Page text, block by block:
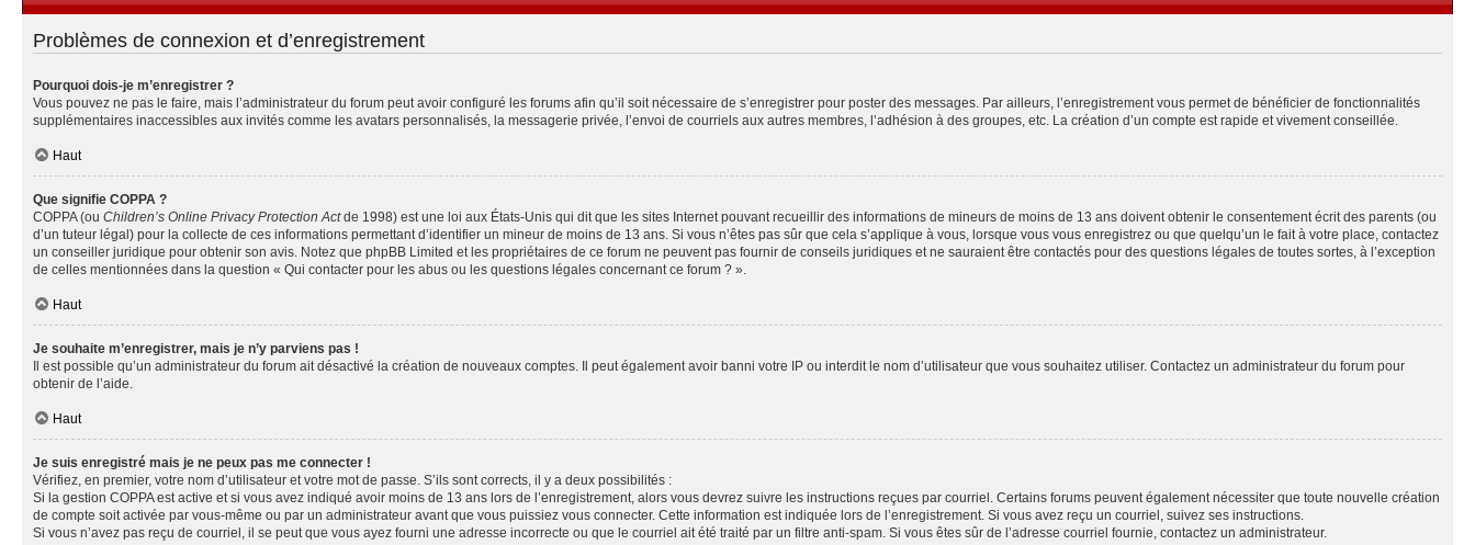
Problèmes de connexion et d’enregistrement
Pourquoi dois-je m’enregistrer ?
Vous pouvez ne pas le faire, mais l’administrateur du forum peut avoir configuré les forums afin qu’il soit nécessaire de s’enregistrer pour poster des messages. Par ailleurs, l’enregistrement vous permet de bénéficier de fonctionnalités
supplémentaires inaccessibles aux invités comme les avatars personnalisés, la messagerie privée, l’envoi de courriels aux autres membres, l’adhésion à des groupes, etc. La création d’un compte est rapide et vivement conseillée.
Haut
Que signifie COPPA ?
COPPA (ou Children’s Online Privacy Protection Actde 1998) est une loi aux États-Unis qui dit que les sites Internet pouvant recueillir des informations de mineurs de moins de 13 ans doivent obtenir le consentement écrit des parents (ou
d’un tuteur légal) pour la collecte de ces informations permettant d’identifier un mineur de moins de 13 ans. Si vous n’êtes pas sûr que cela s’applique à vous, lorsque vous vous enregistrez ou que quelqu’un le fait à votre place, contactez
un conseiller juridique pour obtenir son avis. Notez que phpBB Limited et les propriétaires de ce forum ne peuvent pas fournir de conseils juridiques et ne sauraient être contactés pour des questions légales de toutes sortes, à l’exception
de celles mentionnées dans la question « Qui contacter pour les abus ou les questions légales concernant ce forum ? ».
Haut
Je souhaite m’enregistrer, mais je n’y parviens pas !
Il est possible qu’un administrateur du forum ait désactivé la création de nouveaux comptes. Il peut également avoir banni votre IP ou interdit le nom d’utilisateur que vous souhaitez utiliser. Contactez un administrateur du forum pour
obtenir de l’aide.
Haut
Je suis enregistré mais je ne peux pas me connecter !
Vérifiez, en premier, votre nom d’utilisateur et votre mot de passe. S’ils sont corrects, il y a deux possibilités :
Si la gestion COPPA est active et si vous avez indiqué avoir moins de 13 ans lors de l’enregistrement, alors vous devrez suivre les instructions reçues par courriel. Certains forums peuvent également nécessiter que toute nouvelle création
de compte soit activée par vous-même ou par un administrateur avant que vous puissiez vous connecter. Cette information est indiquée lors de l’enregistrement. Si vous avez reçu un courriel, suivez ses instructions.
Si vous n’avez pas reçu de courriel, il se peut que vous ayez fourni une adresse incorrecte ou que le courriel ait été traité par un filtre anti-spam. Si vous êtes sûr de l’adresse courriel fournie, contactez un administrateur.